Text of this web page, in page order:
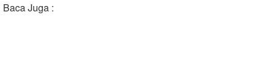
Baca Juga :